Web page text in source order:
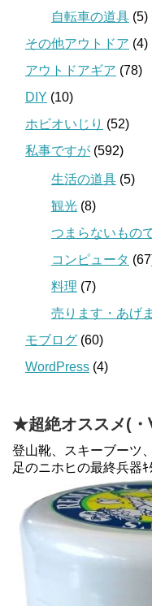
自転車の道具 (5)
その他アウトドア (4)
アウトドアギア (78)
DIY (10)
ホビオいじり (52)
私事ですが (592)
生活の道具 (5)
観光 (8)
つまらないもの
コンピュータ
料理 (7)
売ります・あげ
モブログ (60)
WordPress (4)
★超絶オススメ(
登山靴、スキーブーツ
足のニホヒの最終兵